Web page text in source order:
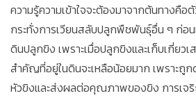
ความรู้ความเข้าใจจะต้องมาจากต้นทางคื
กระทั่งการเวียนสลับปลูกพืชพันธุ์อื่น ๆ ก่อ
ดินปลูกขิง เพราะเมื่อปลูกขิงและเก็บเกี่ยวเ
สำคัญที่อยู่ในดินจะเหลือน้อยมาก เพราะถูก
หัวขิงและส่งผลต่อคุณภาพของขิง การเจ